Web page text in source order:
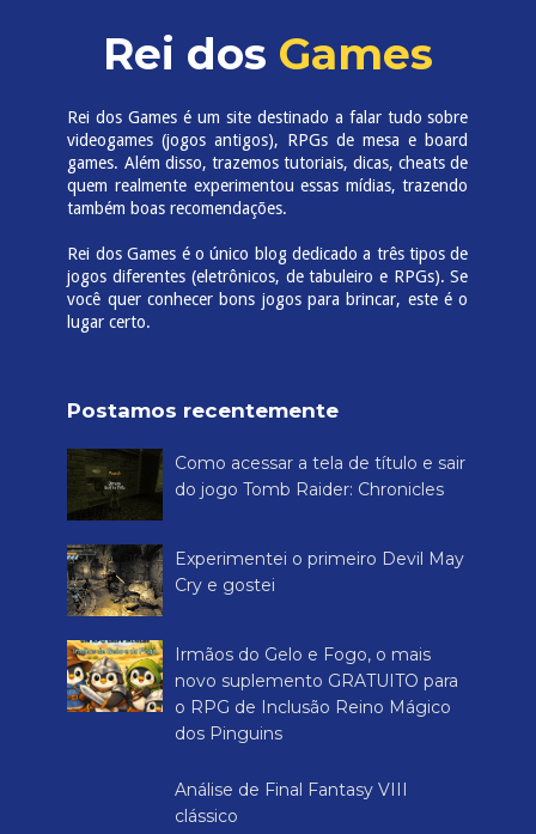
Rei dos Games
Rei dos Games é um site destinado a falar tudo sobre
videogames (jogos antigos), RPGs de mesa e board
games. Além disso, trazemos tutoriais, dicas, cheats de
quem realmente experimentou essas mídias, trazendo
também boas recomendações.
Rei dos Games é o único blog dedicado a três tipos de
jogos diferentes (eletrônicos, de tabuleiro e RPGs). Se
você quer conhecer bons jogos para brincar, este é o
lugar certo.
Postamos recentemente
Como acessar a tela de título e sair
do jogo Tomb Raider: Chronicles
Experimentei o primeiro Devil May
Cry e gostei
Irmãos do Gelo e Fogo, o mais
novo suplemento GRATUITO para
o RPG de Inclusão Reino Mágico
dos Pinguins
Análise de Final Fantasy VIII
clássico